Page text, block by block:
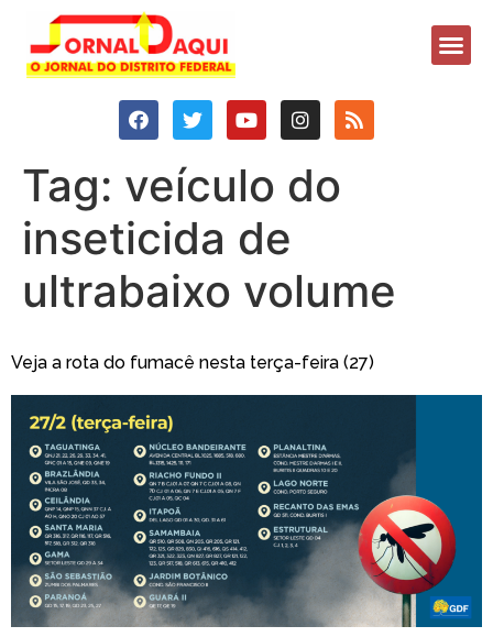
Tag: veículo do
inseticida de
ultrabaixo volume
Veja a rota do fumacê nesta terça-feira (27)